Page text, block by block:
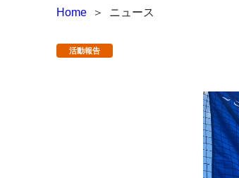
Home ＞ ニュース